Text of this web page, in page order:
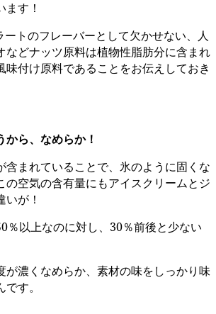
す！
トのフレーバーとして欠かせない、人
などナッツ原料は植物性脂肪分に含まれ
味付け原料であることをお伝えしておき
ら、なめらか！
含まれていることで、氷のように固くな
の空気の含有量にもアイスクリームとジ
が！
％以上なのに対し、30％前後と少ない
が濃くなめらか、素材の味をしっかり味
す。